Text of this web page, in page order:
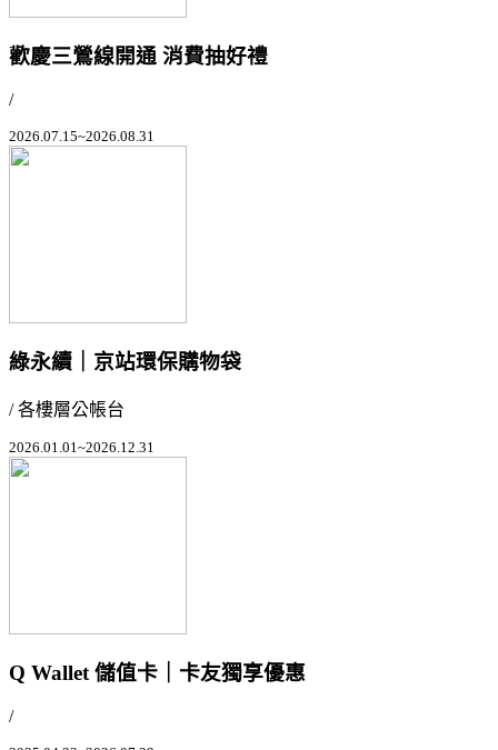
歡慶三鶯線開通 消費抽好禮
/
2026.07.15~2026.08.31
綠永續｜京站環保購物袋
/ 各樓層公帳台
2026.01.01~2026.12.31
Q Wallet 儲值卡｜卡友獨享優惠
/